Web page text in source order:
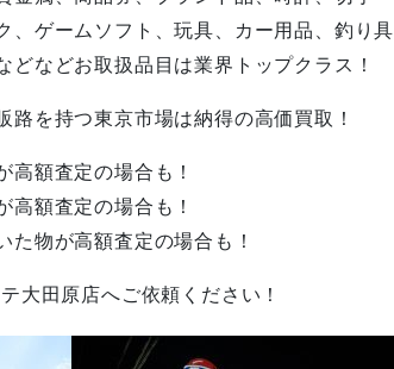
、ゲームソフト、玩具、カー用品、釣り具
どなどお取扱品目は業界トップクラス！
を持つ東京市場は納得の高価買取！
高額査定の場合も！
高額査定の場合も！
た物が高額査定の場合も！
大田原店へご依頼ください！